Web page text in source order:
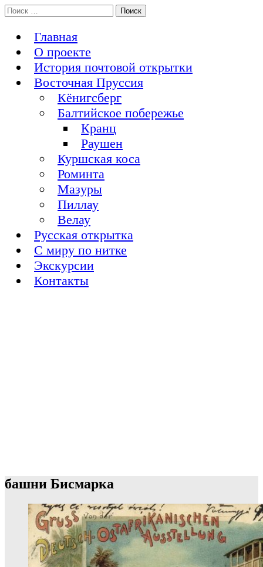
Перейти
к
История Восточной Пруссии в почтовых открытках и не
Поиск:
Главная
О проекте
История почтовой открытки
Восточная Пруссия
Кёнигсберг
Балтийское побережье
Кранц
Раушен
Куршская коса
Роминта
Мазуры
Пиллау
Велау
Русская открытка
С миру по нитке
Экскурсии
Контакты
башни Бисмарка